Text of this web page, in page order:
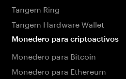
Tangem Ring
Tangem Hardware Wallet
Monedero para criptoactivos
Monedero para Bitcoin
Monedero para Ethereum